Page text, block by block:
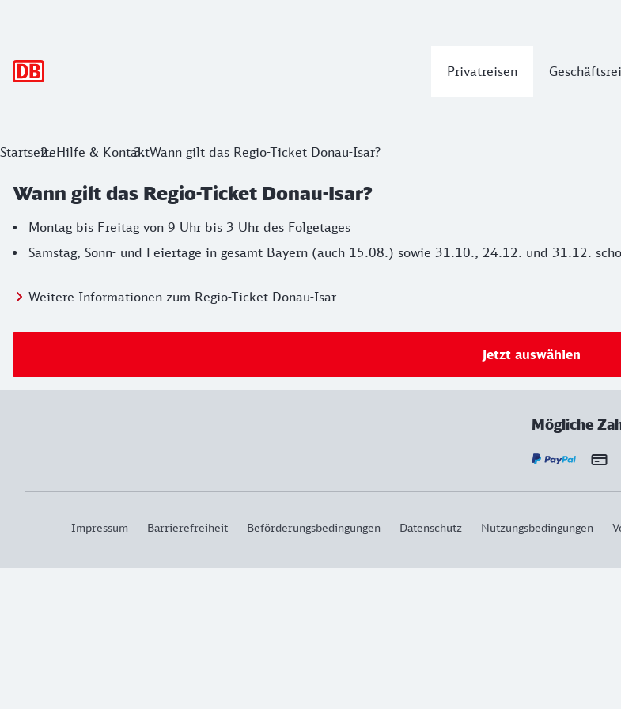
Privatreisen
StartseiteHilfe & KontaktWann gilt das Regio-Ticket Donau-Isar?
Wann gilt das Regio-Ticket Donau-Isar?
Montag bis Freitag von 9 Uhr bis 3 Uhr des Folgetages
Samstag, Sonn- und Feiertage in gesamt Bayern (auch 15.08.) sowie 31.10., 24.12. und 31.12.
Weitere Informationen zum Regio-Ticket Donau-Isar
Jetzt auswählen
Mögliche
Impressum Barrierefreiheit Beförderungsbedingungen Datenschutz Nutzungsbedingungen